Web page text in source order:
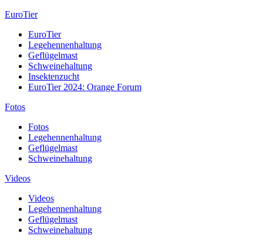
EuroTier
EuroTier
Legehennenhaltung
Geflügelmast
Schweinehaltung
Insektenzucht
EuroTier 2024: Orange Forum
Fotos
Fotos
Legehennenhaltung
Geflügelmast
Schweinehaltung
Videos
Videos
Legehennenhaltung
Geflügelmast
Schweinehaltung